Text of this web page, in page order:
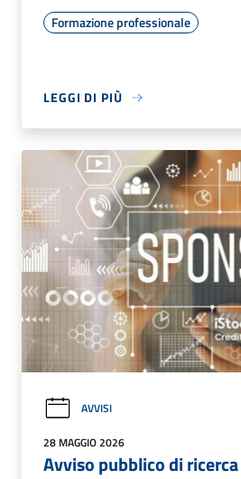
Formazione professionale
LEGGI DI PIÙ
AVVISI
28 MAGGIO 2026
Avviso pubblico di